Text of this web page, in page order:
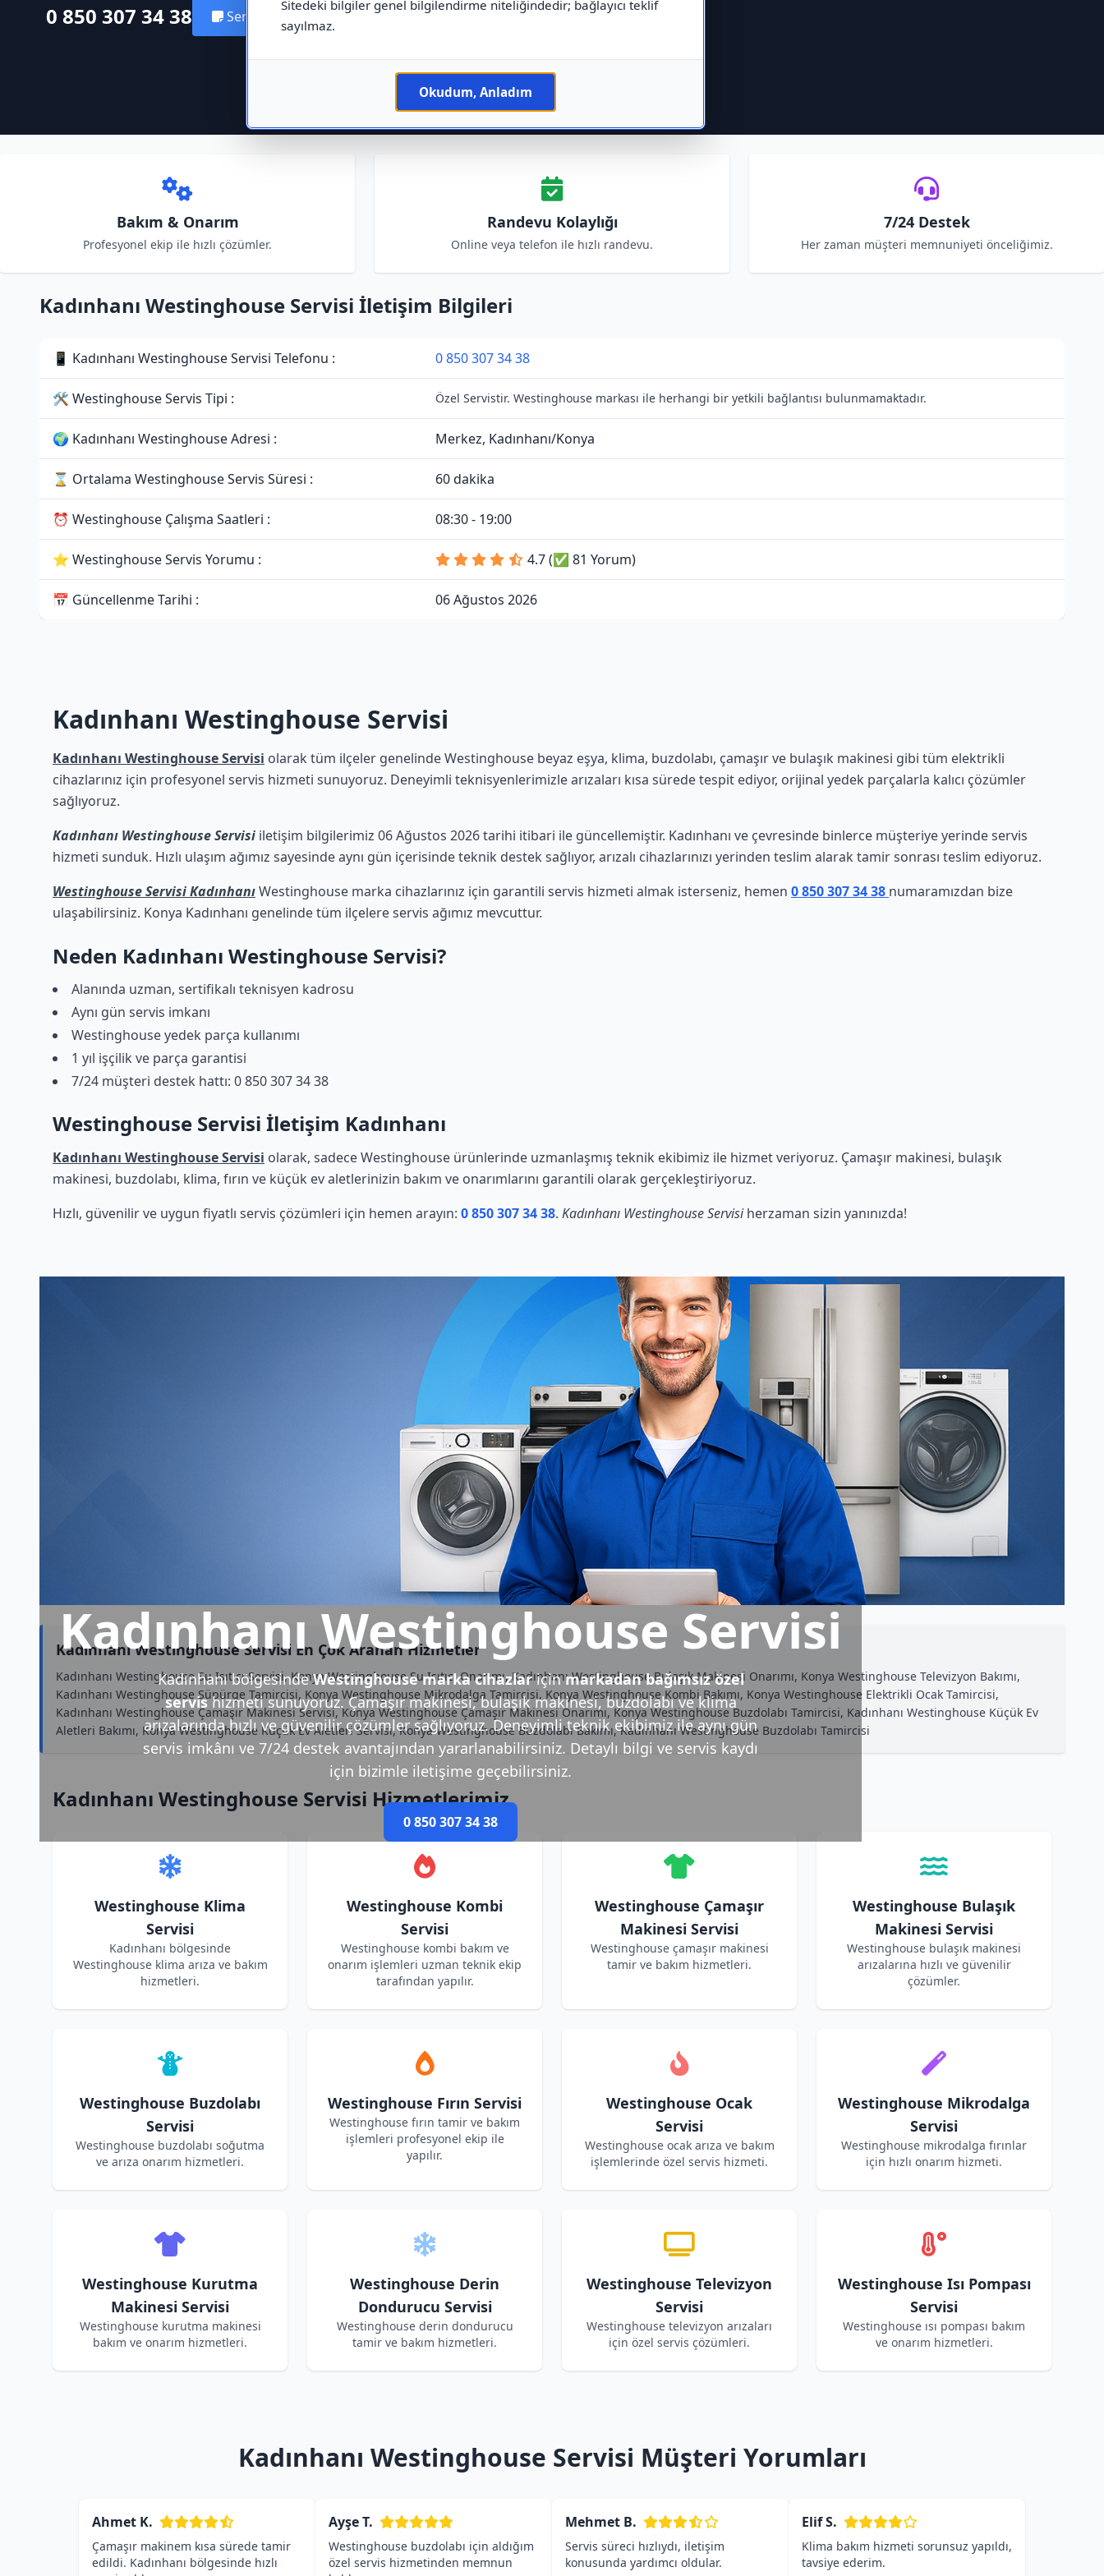
Sitedeki bilgiler genel bilgilendirme niteliğindedir; bağlayıcı teklif
sayılmaz.
Okudum, Anladım
0 850 307 34 38 Servis Kaydı Oluştur
Bakım & Onarım
Profesyonel ekip ile hızlı çözümler.
Randevu Kolaylığı
Online veya telefon ile hızlı randevu.
7/24 Destek
Her zaman müşteri memnuniyeti önceliğimiz.
Kadınhanı Westinghouse Servisi İletişim Bilgileri
📱 Kadınhanı Westinghouse Servisi Telefonu : 0 850 307 34 38
🛠 Westinghouse Servis Tipi : Özel Servistir. Westinghouse markası ile herhangi bir yetkili bağlantısı bulunmamaktadır.
🌍 Kadınhanı Westinghouse Adresi : Merkez, Kadınhanı/Konya
⌛ Ortalama Westinghouse Servis Süresi : 60 dakika
⏰ Westinghouse Çalışma Saatleri : 08:30 - 19:00
⭐ Westinghouse Servis Yorumu : 4.7 (✅ 81 Yorum)
📅 Güncellenme Tarihi : 06 Ağustos 2026
Kadınhanı Westinghouse Servisi
Kadınhanı Westinghouse Servisi olarak tüm ilçeler genelinde Westinghouse beyaz eşya, klima, buzdolabı, çamaşır ve bulaşık makinesi gibi tüm elektrikli
cihazlarınız için profesyonel servis hizmeti sunuyoruz. Deneyimli teknisyenlerimizle arızaları kısa sürede tespit ediyor, orijinal yedek parçalarla kalıcı çözümler
sağlıyoruz.
Kadınhanı Westinghouse Servisi iletişim bilgilerimiz 06 Ağustos 2026 tarihi itibari ile güncellemiştir. Kadınhanı ve çevresinde binlerce müşteriye yerinde servis
hizmeti sunduk. Hızlı ulaşım ağımız sayesinde aynı gün içerisinde teknik destek sağlıyor, arızalı cihazlarınızı yerinden teslim alarak tamir sonrası teslim ediyoruz.
Westinghouse Servisi KadınhanıWestinghouse marka cihazlarınız için garantili servis hizmeti almak isterseniz, hemen 0 850 307 34 38 numaramızdan bize
ulaşabilirsiniz. Konya Kadınhanı genelinde tüm ilçelere servis ağımız mevcuttur.
Neden Kadınhanı Westinghouse Servisi?
Alanında uzman, sertifikalı teknisyen kadrosu
Aynı gün servis imkanı
Westinghouse yedek parça kullanımı
1 yıl işçilik ve parça garantisi
7/24 müşteri destek hattı: 0 850 307 34 38
Westinghouse Servisi İletişim Kadınhanı
Kadınhanı Westinghouse Servisi olarak, sadece Westinghouse ürünlerinde uzmanlaşmış teknik ekibimiz ile hizmet veriyoruz. Çamaşır makinesi, bulaşık
makinesi, buzdolabı, klima, fırın ve küçük ev aletlerinizin bakım ve onarımlarını garantili olarak gerçekleştiriyoruz.
Hızlı, güvenilir ve uygun fiyatlı servis çözümleri için hemen arayın: 0 850 307 34 38. Kadınhanı Westinghouse Servisiherzaman sizin yanınızda!
Kadınhanı Westinghouse Servisi
Kadınhanı bölgesindeWestinghouse marka cihazlariçinmarkadan bağımsız özel
servishizmeti sunuyoruz. Çamaşır makinesi, bulaşık makinesi, buzdolabı ve klima
arızalarında hızlı ve güvenilir çözümler sağlıyoruz. Deneyimli teknik ekibimiz ile aynı gün
servis imkânı ve 7/24 destek avantajından yararlanabilirsiniz. Detaylı bilgi ve servis kaydı
için bizimle iletişime geçebilirsiniz.
0 850 307 34 38
Kadınhanı Westinghouse Servisi En Çok Aranan Hizmetler
Kadınhanı Westinghouse Su Isıtıcı Servisi, Konya Westinghouse Su Isıtıcı Onarımı, Kadınhanı Westinghouse Bulaşık Makinesi Onarımı, Konya Westinghouse Televizyon Bakımı,
Kadınhanı Westinghouse Süpürge Tamircisi, Konya Westinghouse Mikrodalga Tamircisi, Konya Westinghouse Kombi Bakımı, Konya Westinghouse Elektrikli Ocak Tamircisi,
Kadınhanı Westinghouse Çamaşır Makinesi Servisi, Konya Westinghouse Çamaşır Makinesi Onarımı, Konya Westinghouse Buzdolabı Tamircisi, Kadınhanı Westinghouse Küçük Ev
Aletleri Bakımı, Konya Westinghouse Küçük Ev Aletleri Servisi, Konya Westinghouse Buzdolabı Bakımı, Kadınhanı Westinghouse Buzdolabı Tamircisi
Kadınhanı Westinghouse Servisi Hizmetlerimiz
Westinghouse Klima
Servisi
Kadınhanı bölgesinde
Westinghouse klima arıza ve bakım
hizmetleri.
Westinghouse Kombi
Servisi
Westinghouse kombi bakım ve
onarım işlemleri uzman teknik ekip
tarafından yapılır.
Westinghouse Çamaşır
Makinesi Servisi
Westinghouse çamaşır makinesi
tamir ve bakım hizmetleri.
Westinghouse Bulaşık
Makinesi Servisi
Westinghouse bulaşık makinesi
arızalarına hızlı ve güvenilir
çözümler.
Westinghouse Buzdolabı
Servisi
Westinghouse buzdolabı soğutma
ve arıza onarım hizmetleri.
Westinghouse Fırın Servisi
Westinghouse fırın tamir ve bakım
işlemleri profesyonel ekip ile
yapılır.
Westinghouse Ocak
Servisi
Westinghouse ocak arıza ve bakım
işlemlerinde özel servis hizmeti.
Westinghouse Mikrodalga
Servisi
Westinghouse mikrodalga fırınlar
için hızlı onarım hizmeti.
Westinghouse Kurutma
Makinesi Servisi
Westinghouse kurutma makinesi
bakım ve onarım hizmetleri.
Westinghouse Derin
Dondurucu Servisi
Westinghouse derin dondurucu
tamir ve bakım hizmetleri.
Westinghouse Televizyon
Servisi
Westinghouse televizyon arızaları
için özel servis çözümleri.
Westinghouse Isı Pompası
Servisi
Westinghouse ısı pompası bakım
ve onarım hizmetleri.
Kadınhanı Westinghouse Servisi Müşteri Yorumları
Ahmet K.
Çamaşır makinem kısa sürede tamir
edildi. Kadınhanı bölgesinde hızlı
Ayşe T.
Westinghouse buzdolabı için aldığım
özel servis hizmetinden memnun
Mehmet B.
Servis süreci hızlıydı, iletişim
konusunda yardımcı oldular.
Elif S.
Klima bakım hizmeti sorunsuz yapıldı,
tavsiye ederim.